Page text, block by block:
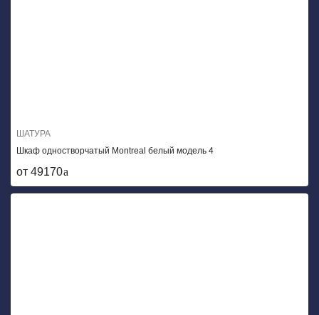
ШАТУРА
Шкаф одностворчатый Montreal белый модель 4
от 49170